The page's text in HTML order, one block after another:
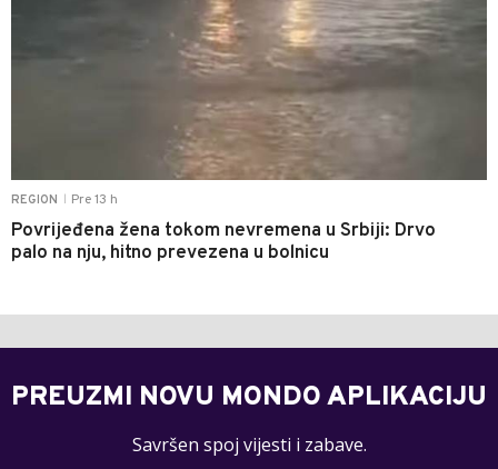
REGION Pre 13 h
Povrijeđena žena tokom nevremena u Srbiji: Drvo
palo na nju, hitno prevezena u bolnicu
PREUZMI NOVU MONDO APLIKACIJU
Savršen spoj vijesti i zabave.